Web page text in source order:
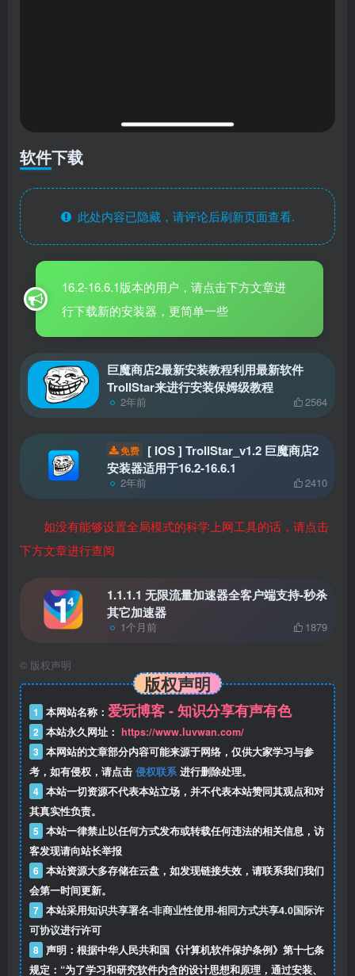
软件下载
此处内容已隐藏，请评论后刷新页面查看.
16.2-16.6.1版本的用户，请点击下方文章进
行下载新的安装器，更简单一些
巨魔商店2最新安装教程利用最新软件
TrollStar来进行安装保姆级教程
2年前 2564
免费
[ IOS ] TrollStar_v1.2 巨魔商店2
安装器适用于16.2-16.6.1
2年前 2410
如没有能够设置全局模式的科学上网工具的话，请点击
下方文章进行查阅
1.1.1.1 无限流量加速器全客户端支持-秒杀
其它加速器
1个月前 1879
© 版权声明
版权声明
1 本网站名称： 爱玩博客 - 知识分享有声有色
2 本站永久网址： https://www.luvwan.com/
3 本网站的文章部分内容可能来源于网络，仅供大家学习与参
考，如有侵权，请点击 侵权联系 进行删除处理。
4 本站一切资源不代表本站立场，并不代表本站赞同其观点和对
其真实性负责。
5 本站一律禁止以任何方式发布或转载任何违法的相关信息，访
客发现请向站长举报
6 本站资源大多存储在云盘，如发现链接失效，请联系我们我们
会第一时间更新。
7 本站采用知识共享署名-非商业性使用-相同方式共享4.0国际许
可协议进行许可
8 声明：根据中华人民共和国《计算机软件保护条例》第十七条
规定：“为了学习和研究软件内含的设计思想和原理，通过安装、